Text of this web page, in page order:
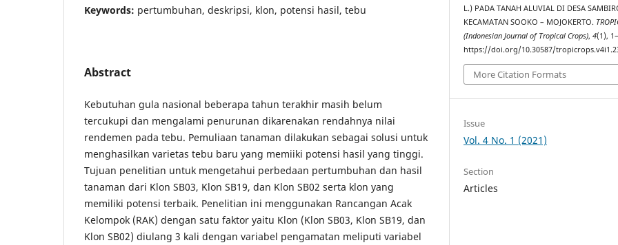
Keywords: pertumbuhan, deskripsi, klon, potensi hasil, tebu
Abstract
Kebutuhan gula nasional beberapa tahun terakhir masih belum
tercukupi dan mengalami penurunan dikarenakan rendahnya nilai
rendemen pada tebu. Pemuliaan tanaman dilakukan sebagai solusi untuk
menghasilkan varietas tebu baru yang memiiki potensi hasil yang tinggi.
Tujuan penelitian untuk mengetahui perbedaan pertumbuhan dan hasil
tanaman dari Klon SB03, Klon SB19, dan Klon SB02 serta klon yang
memiliki potensi terbaik. Penelitian ini menggunakan Rancangan Acak
Kelompok (RAK) dengan satu faktor yaitu Klon (Klon SB03, Klon SB19, dan
Klon SB02) diulang 3 kali dengan variabel pengamatan meliputi variabel
L.) PADA TANAH ALUVIAL DI DESA
KECAMATAN SOOKO – MOJOKERTO.
(Indonesian Journal of Tropical Crops),4(1),
https://doi.org/10.30587/
More Citation Formats
Issue
Vol. 4 No. 1 (2021)
Section
Articles